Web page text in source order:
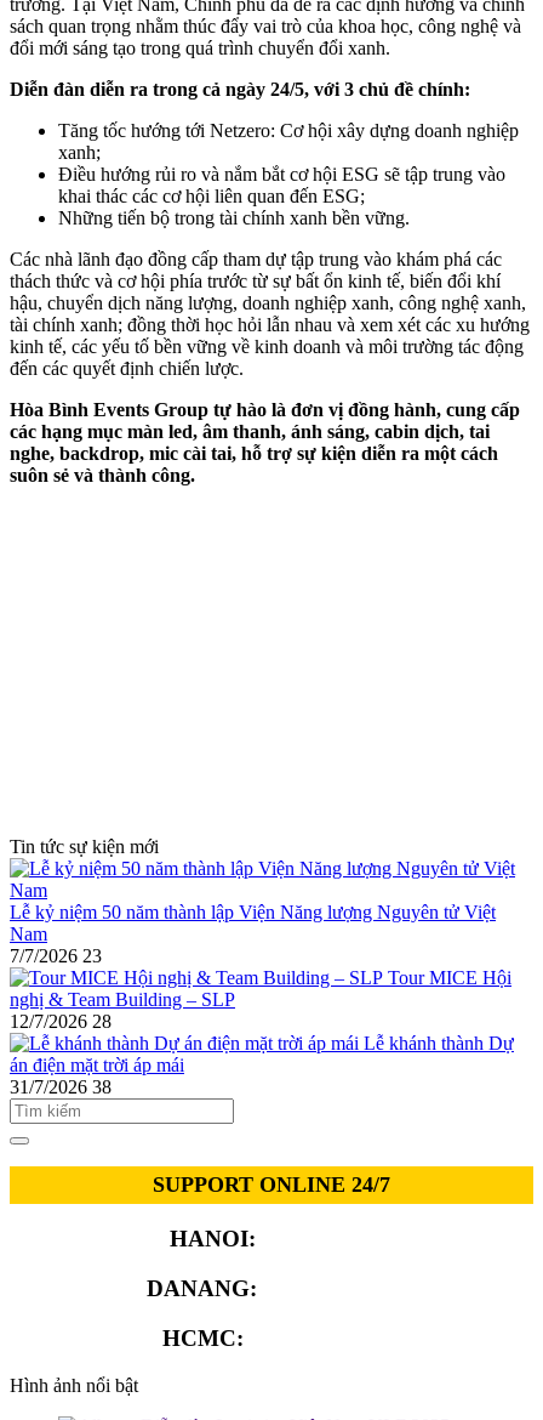
sách quan trọng nhằm thúc đẩy vai trò của khoa học, công nghệ và
đổi mới sáng tạo trong quá trình chuyển đổi xanh.
Diễn đàn diễn ra trong cả ngày 24/5, với 3 chủ đề chính:
Tăng tốc hướng tới Netzero: Cơ hội xây dựng doanh nghiệp
xanh;
Điều hướng rủi ro và nắm bắt cơ hội ESG sẽ tập trung vào
khai thác các cơ hội liên quan đến ESG;
Những tiến bộ trong tài chính xanh bền vững.
Các nhà lãnh đạo đồng cấp tham dự tập trung vào khám phá các
thách thức và cơ hội phía trước từ sự bất ổn kinh tế, biến đổi khí
hậu, chuyển dịch năng lượng, doanh nghiệp xanh, công nghệ xanh,
tài chính xanh; đồng thời học hỏi lẫn nhau và xem xét các xu hướng
kinh tế, các yếu tố bền vững về kinh doanh và môi trường tác động
đến các quyết định chiến lược.
Hòa Bình Events Group tự hào là đơn vị đồng hành, cung cấp
các hạng mục màn led, âm thanh, ánh sáng, cabin dịch, tai
nghe, backdrop, mic cài tai, hỗ trợ sự kiện diễn ra một cách
suôn sẻ và thành công.
Tin tức sự kiện mới
Lễ kỷ niệm 50 năm thành lập Viện Năng lượng Nguyên tử Việt
Nam
7/7/2026 23
Tour MICE Hội
nghị & Team Building – SLP
12/7/2026 28
Lễ khánh thành Dự
án điện mặt trời áp mái
31/7/2026 38
SUPPORT ONLINE 24/7
HANOI:
DANANG:
HCMC:
Hình ảnh nổi bật